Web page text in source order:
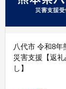
八代市 令和8年
災害支援【返礼
し】